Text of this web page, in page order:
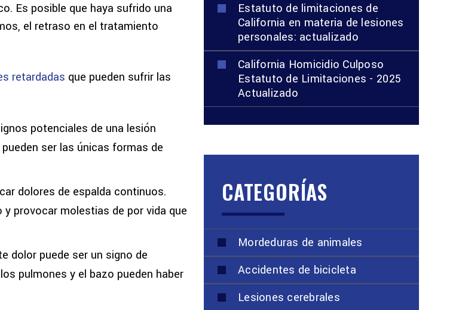
Es posible que haya sufrido una
el retraso en el tratamiento
retardadas que pueden sufrir las
potenciales de una lesión
ser las únicas formas de
dolores de espalda continuos.
y provocar molestias de por vida que
dolor puede ser un signo de
pulmones y el bazo pueden haber
Estatuto de limitaciones de
California en materia de lesiones
personales: actualizado
California Homicidio Culposo
Estatuto de Limitaciones - 2025
Actualizado
CATEGORÍAS
Mordeduras de animales
Accidentes de bicicleta
Lesiones cerebrales